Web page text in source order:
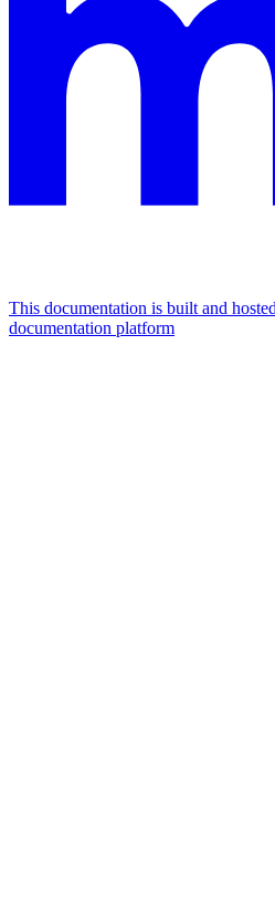
This documentation is built and
documentation platform